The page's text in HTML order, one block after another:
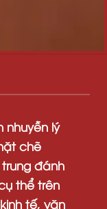
nhuyễn lý
chẽ
trung đánh
thể trên
kinh tế, văn